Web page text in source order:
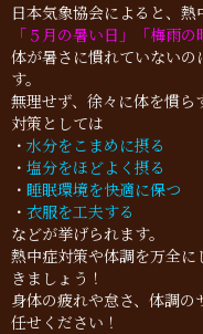
日本気象協会によると、
「５月の暑い日」「梅雨の
体が暑さに慣れていない
す。
無理せず、徐々に体を慣ら
対策としては
・ 水分をこまめに摂る
・ 塩分をほどよく摂る
・ 睡眠環境を快適に保つ
・ 衣服を工夫する
などが挙げられます。
熱中症対策や体調を万全
きましょう！
身体の疲れや怠さ、体調
任せください！